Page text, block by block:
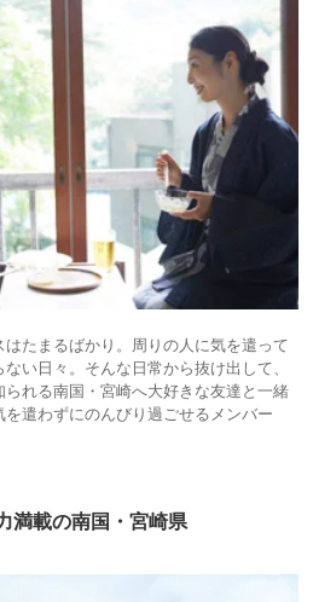
たまるばかり。周りの人に気を遣って
い日々。そんな日常から抜け出して、
れる南国・宮崎へ大好きな友達と一緒
遣わずにのんびり過ごせるメンバー
満載の南国・宮崎県